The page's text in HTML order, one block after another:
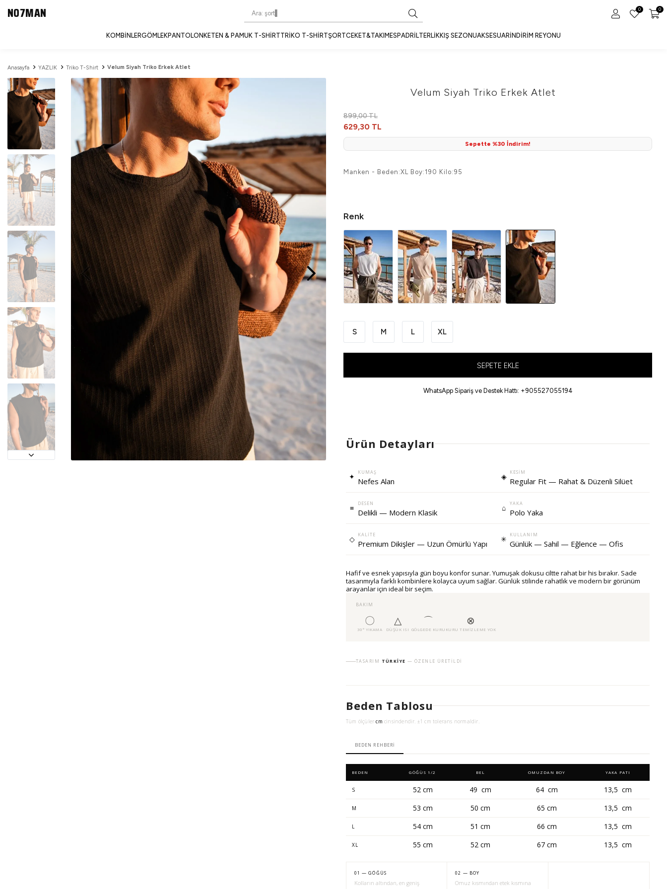
NO7MAN 0 0
KOMBINLERGÖMLEKPANTOLON KETEN & PAMUK T-SHIRTTRIKO T-SHIRTŞORTCEKET&TAKIM ESPADRILTERLIKKIŞ SEZONUAKSESUARİNDIRIM REYONU
Anasayfa YAZLIK Triko T-Shirt Velum Siyah Triko Erkek Atlet
Velum Siyah Triko Erkek Atlet
899,00 TL
629,30 TL
Sepette %30 İndirim!
Manken - Beden:XL Boy:190 Kilo:95
Renk
S M L XL
SEPETE EKLE
WhatsApp Sipariş ve Destek Hattı: +905527055194
Ürün Detayları
✦ KUMAŞ
Nefes Alan ◈ KESIM
Regular Fit — Rahat & Düzenli Silüet
≡ DESEN
Delikli — Modern Klasik ⌂ YAKA
Polo Yaka
◇ KALITE
Premium Dikişler — Uzun Ömürlü Yapı ✳ KULLANIM
Günlük — Sahil — Eğlence — Ofis
Hafif ve esnek yapısıyla gün boyu konfor sunar. Yumuşak dokusu ciltte rahat bir his bırakır. Sade
tasarımıyla farklı kombinlere kolayca uyum sağlar. Günlük stilinde rahatlık ve modern bir görünüm
arayanlar için ideal bir seçim.
BAKIM
〇
30° YIKAMA
△
DÜŞÜK ISI
⌒
GÖLGEDE KURU
⊗
KURU TEMIZLEME YOK
TASARIM TÜRKIYE — ÖZENLE ÜRETILDI
Beden Tablosu
Tüm ölçülercm cinsindendir. ±1 cm tolerans normaldir.
BEDEN REHBERI
BEDEN GÖĞÜS 1/2 BEL OMUZDAN BOY YAKA PATI
S 52 cm 49 cm 64 cm 13,5 cm
M 53 cm 50 cm 65 cm 13,5 cm
L 54 cm 51 cm 66 cm 13,5 cm
XL 55 cm 52 cm 67 cm 13,5 cm
01 — GÖĞÜS
Kolların altından, en geniş
02 — BOY
Omuz kısmından etek kısmına